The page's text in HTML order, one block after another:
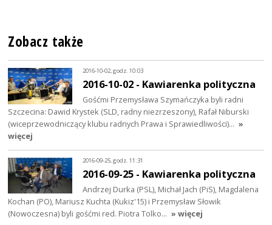
Zobacz także
2016-10-02, godz. 10:03
2016-10-02 - Kawiarenka polityczna
Gośćmi Przemysława Szymańczyka byli radni
Szczecina: Dawid Krystek (SLD, radny niezrzeszony), Rafał Niburski
(wiceprzewodniczący klubu radnych Prawa i Sprawiedliwości)… »
więcej
2016-09-25, godz. 11:31
2016-09-25 - Kawiarenka polityczna
Andrzej Durka (PSL), Michał Jach (PiS), Magdalena
Kochan (PO), Mariusz Kuchta (Kukiz'15) i Przemysław Słowik
(Nowoczesna) byli gośćmi red. Piotra Tolko… » więcej